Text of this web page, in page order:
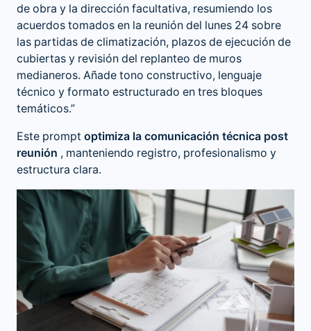
de obra y la dirección facultativa, resumiendo los
acuerdos tomados en la reunión del lunes 24 sobre
las partidas de climatización, plazos de ejecución de
cubiertas y revisión del replanteo de muros
medianeros. Añade tono constructivo, lenguaje
técnico y formato estructurado en tres bloques
temáticos.”
Este prompt optimiza la comunicación técnica post
reunión , manteniendo registro, profesionalismo y
estructura clara.